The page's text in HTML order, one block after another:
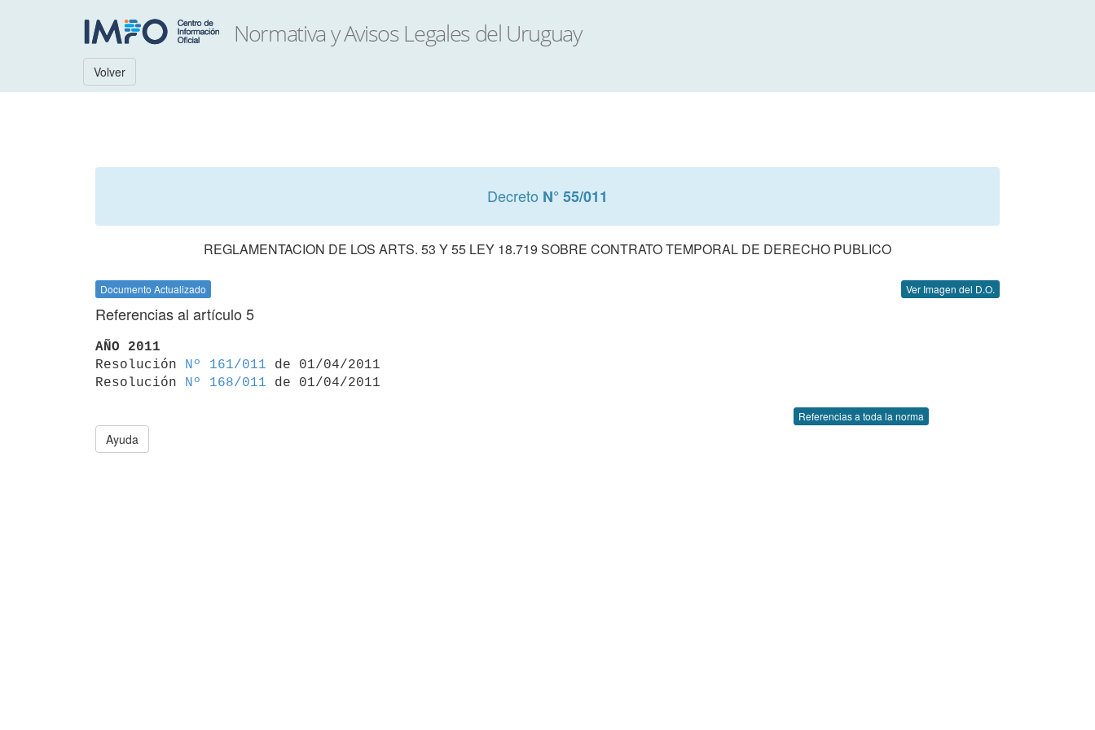
Volver
Decreto N° 55/011
REGLAMENTACION DE LOS ARTS. 53 Y 55 LEY 18.719 SOBRE CONTRATO TEMPORAL DE DERECHO PUBLICO
Documento Actualizado Ver Imagen del D.O.
Referencias al artículo 5
AÑO 2011
Resolución
Nº 161/011 de 01/04/2011
Resolución
Nº 168/011
Referencias a toda la norma
Ayuda